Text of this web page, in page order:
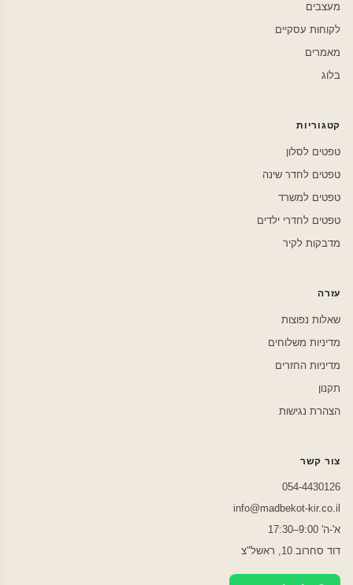
מעצבים
לקוחות עסקיים
מאמרים
בלוג
קטגוריות
טפטים לסלון
טפטים לחדר שינה
טפטים למשרד
טפטים לחדרי ילדים
מדבקות לקיר
עזרה
שאלות נפוצות
מדיניות משלוחים
מדיניות החזרים
תקנון
הצהרת נגישות
צור קשר
054-4430126
info@madbekot-kir.co.il
א'-ה' 9:00–17:30
דוד סחרוב 10, ראשל"צ